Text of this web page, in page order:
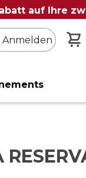
auf Ihre
Anmelden